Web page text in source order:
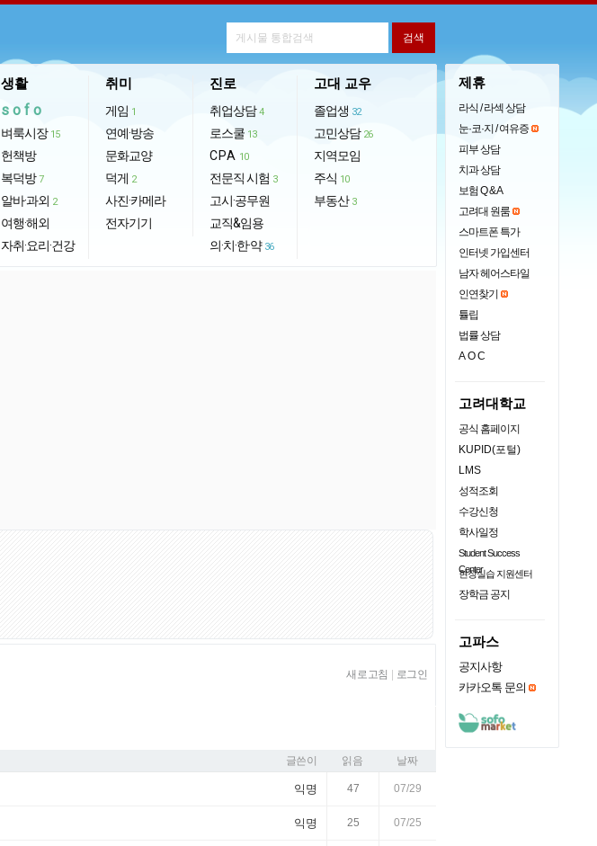
생활
sofo
벼룩시장 15
헌책방
복덕방 7
알바·과외 2
여행·해외
자취·요리·건강
취미
게임 1
연예·방송
문화교양
덕게 2
사진·카메라
전자기기
진로
취업상담 4
로스쿨 13
CPA 10
전문직 시험 3
고시·공무원
교직&임용
의·치·한·약 36
고대 교우
졸업생 32
고민상담 26
지역모임
주식 10
부동산 3
새로고침 로그인
글쓴이 읽음 날짜
익명 47 07/29
익명 25 07/25
제휴
라식 / 라섹 상담
눈·코·지 / 여유증
피부 상담
치과 상담
보험 Q & A
고려대 원룸
스마트폰 특가
인터넷 가입센터
남자 헤어스타일
인연찾기
튤립
법률 상담
AOC
고려대학교
공식 홈페이지
KUPID(포털)
LMS
성적조회
수강신청
학사일정
Student Success
Center
현장실습 지원센터
장학금 공지
고파스
공지사항
카카오톡 문의